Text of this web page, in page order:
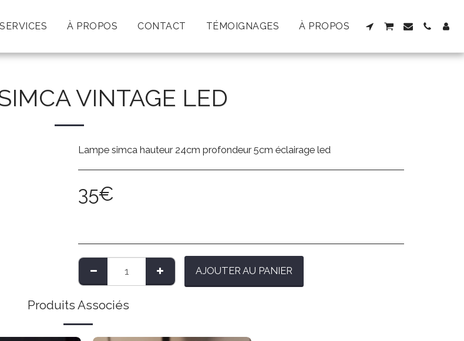
À PROPOS CONTACT TÉMOIGNAGES À PROPOS
VINTAGE LED
Lampe simca hauteur 24cm profondeur 5cm éclairage led
35€
AJOUTER AU PANIER
Produits Associés